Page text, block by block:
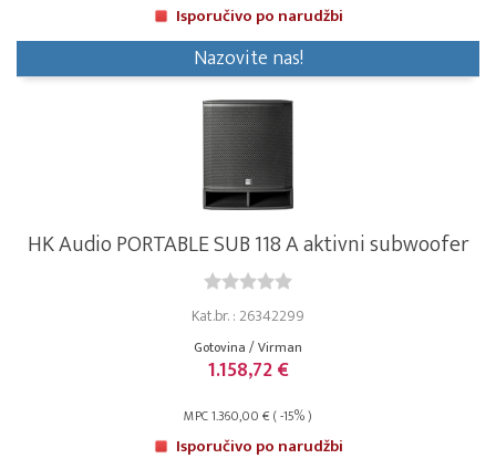
Isporučivo po narudžbi
Nazovite nas!
HK Audio PORTABLE SUB 118 A aktivni subwoofer
Kat.br. : 26342299
Gotovina / Virman
1.158,72 €
MPC 1.360,00 € ( -15% )
Isporučivo po narudžbi